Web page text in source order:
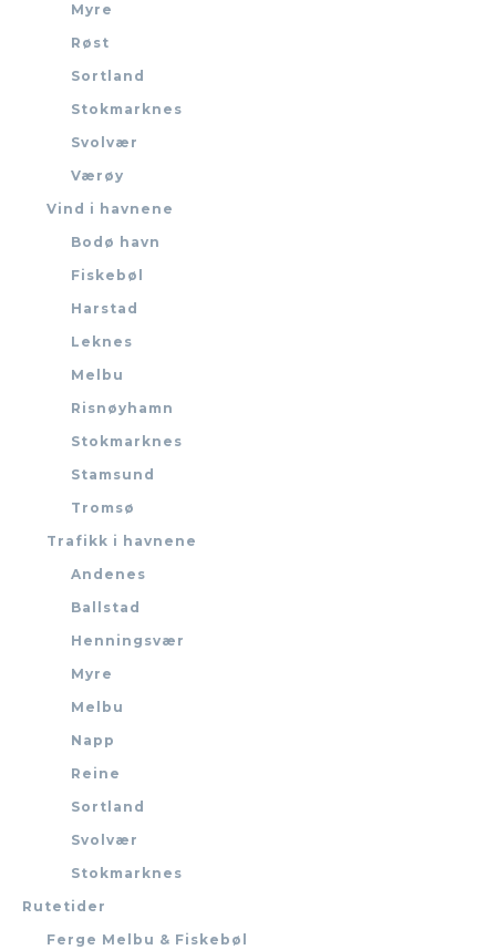
Myre
Røst
Sortland
Stokmarknes
Svolvær
Værøy
Vind i havnene
Bodø havn
Fiskebøl
Harstad
Leknes
Melbu
Risnøyhamn
Stokmarknes
Stamsund
Tromsø
Trafikk i havnene
Andenes
Ballstad
Henningsvær
Myre
Melbu
Napp
Reine
Sortland
Svolvær
Stokmarknes
Rutetider
Ferge Melbu & Fiskebøl